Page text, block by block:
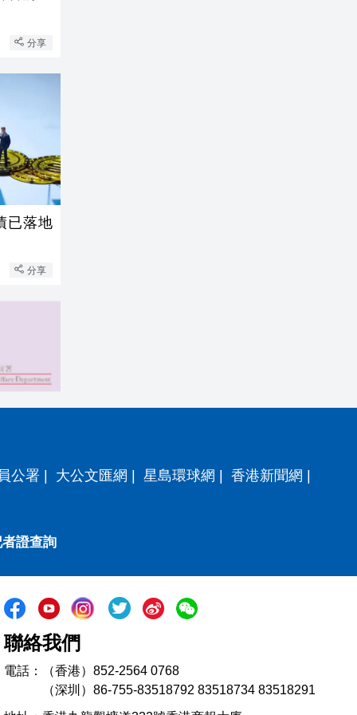
分享
已落地
分享
公署 | 大公文匯網 | 星島環球網 | 香港新聞網 |
證查詢
聯絡我們
電話：（香港）852-2564 0768
（深圳）86-755-83518792 83518734 83518291